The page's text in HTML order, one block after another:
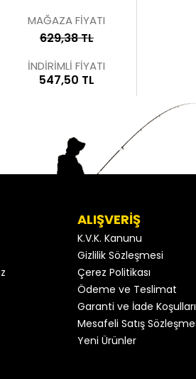
MAĞAZA FİYATI
629,38 TL
İNDİRİMLİ FİYATI
547,50 TL
ALIŞVERİŞ
K.V.K. Kanunu
Gizlilik Sözleşmesi
Çerez Politikası
Ödeme ve Teslimat
Garanti ve İade Koşulları
Mesafeli Satış
Yeni Ürünler